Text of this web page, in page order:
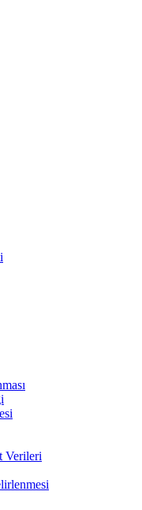
Verileri